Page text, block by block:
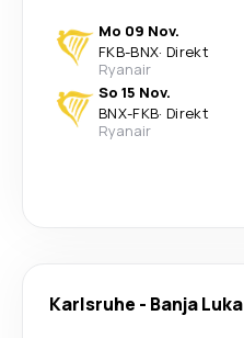
Mo 09 Nov.
FKB-BNX· Direkt
Ryanair
So 15 Nov.
BNX-FKB· Direkt
Ryanair
Karlsruhe - Banja Luka